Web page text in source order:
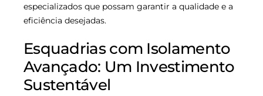
especializados que possam garantir a qualidade e a
eficiência desejadas.
Esquadrias com Isolamento
Avançado: Um Investimento
Sustentável